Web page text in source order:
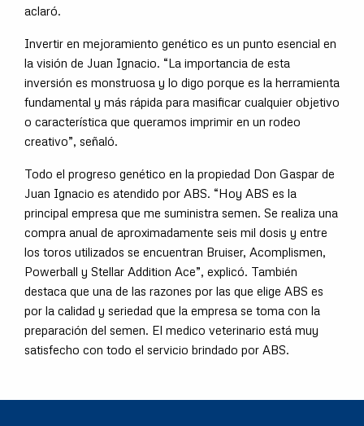
aclaró.
Invertir en mejoramiento genético es un punto esencial en
la visión de Juan Ignacio. “La importancia de esta
inversión es monstruosa y lo digo porque es la herramienta
fundamental y más rápida para masificar cualquier objetivo
o característica que queramos imprimir en un rodeo
creativo”, señaló.
Todo el progreso genético en la propiedad Don Gaspar de
Juan Ignacio es atendido por ABS. “Hoy ABS es la
principal empresa que me suministra semen. Se realiza una
compra anual de aproximadamente seis mil dosis y entre
los toros utilizados se encuentran Bruiser, Acomplismen,
Powerball y Stellar Addition Ace”, explicó. También
destaca que una de las razones por las que elige ABS es
por la calidad y seriedad que la empresa se toma con la
preparación del semen. El medico veterinario está muy
satisfecho con todo el servicio brindado por ABS.